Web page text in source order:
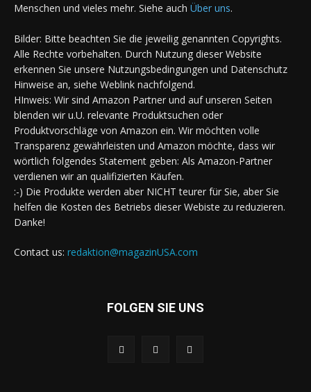
Menschen und vieles mehr. Siehe auch Über uns.
Bilder: Bitte beachten Sie die jeweilig genannten Copyrights.
Alle Rechte vorbehalten. Durch Nutzung dieser Website
erkennen Sie unsere Nutzungsbedingungen und Datenschutz
Hinweise an, siehe Weblink nachfolgend.
HInweis: Wir sind Amazon Partner und auf unseren Seiten
blenden wir u.U. relevante Produktsuchen oder
Produktvorschläge von Amazon ein. Wir möchten volle
Transparenz gewährleisten und Amazon möchte, dass wir
wörtlich folgendes Statement geben: Als Amazon-Partner
verdienen wir an qualifizierten Käufen.
:-) Die Produkte werden aber NICHT teurer für Sie, aber Sie
helfen die Kosten des Betriebs dieser Webiste zu reduzieren.
Danke!
Contact us: redaktion@magazinUSA.com
FOLGEN SIE UNS